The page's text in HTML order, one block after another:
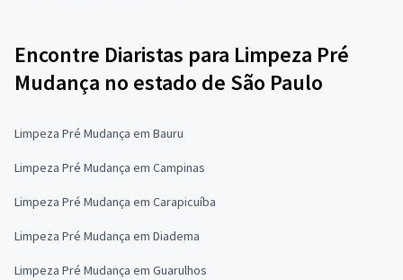
Encontre Diaristas para Limpeza Pré
Mudança no estado de São Paulo
Limpeza Pré Mudança em Bauru
Limpeza Pré Mudança em Campinas
Limpeza Pré Mudança em Carapicuíba
Limpeza Pré Mudança em Diadema
Limpeza Pré Mudança em Guarulhos